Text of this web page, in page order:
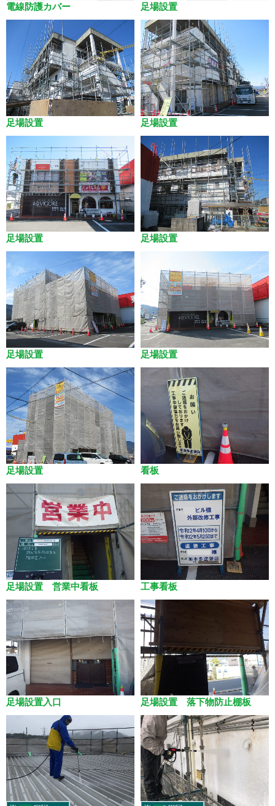
電線防護カバー 足場設置
足場設置 足場設置
足場設置 足場設置
足場設置 足場設置
足場設置 看板
足場設置 営業中看板 工事看板
足場設置入口 足場設置 落下物防止棚板